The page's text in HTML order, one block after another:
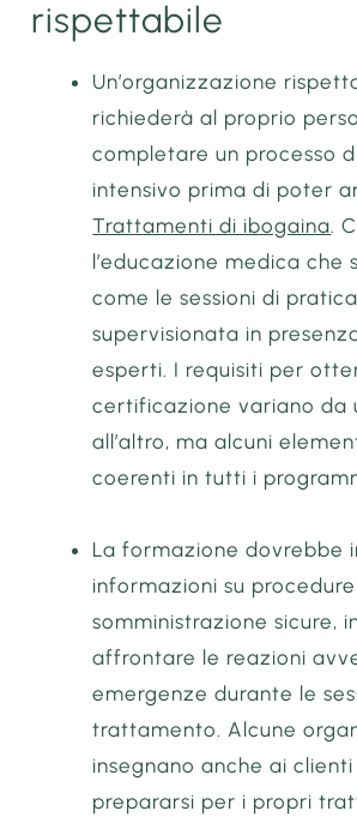
rispettabile
Un’organizzazione
richiederà al proprio
completare un processo
intensivo prima di poter
Trattamenti di ibogaina .
l’educazione medica che
come le sessioni di pratica
supervisionata in
esperti. I requisiti per
certificazione variano da
all’altro, ma alcuni
coerenti in tutti i
La formazione dovrebbe
informazioni su
somministrazione sicure,
affrontare le reazioni
emergenze durante le
trattamento. Alcune
insegnano anche ai
prepararsi per i propri